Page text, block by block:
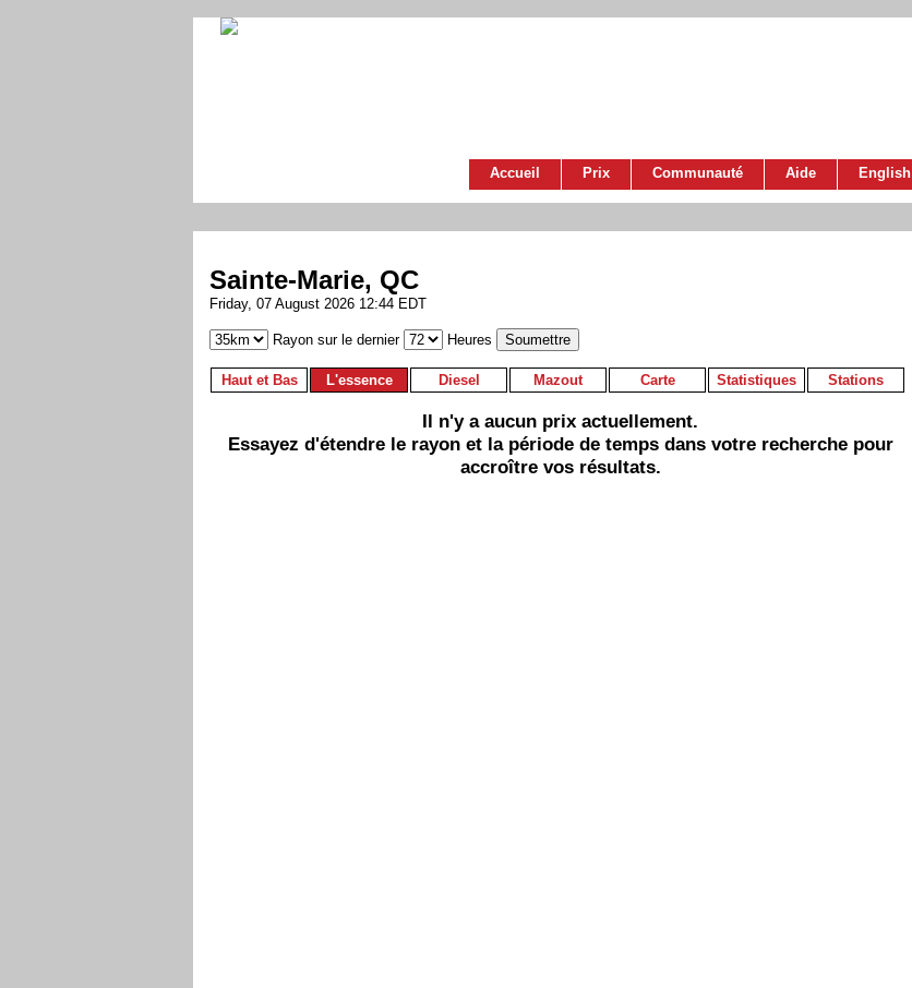
Accueil Prix Communauté Aide English
Sainte-Marie, QC
Friday, 07 August 2026 12:44 EDT
Rayon sur le dernier Heures
Haut et Bas L'essence Diesel Mazout Carte Statistiques Stations
Il n'y a aucun prix actuellement.
Essayez d'étendre le rayon et la période de temps dans votre recherche pour
accroître vos résultats.